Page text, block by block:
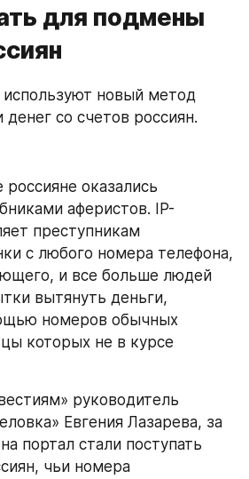
для подмены
новый метод
со счетов россиян.
оказались
аферистов. IP-
преступникам
с любого номера телефона,
и все больше людей
вытянуть деньги,
номеров обычных
которых не в курсе
руководитель
Евгения Лазарева, за
портал стали поступать
чьи номера